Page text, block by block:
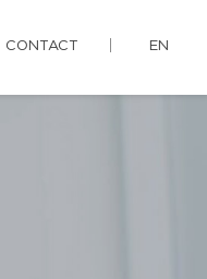
CONTACT EN